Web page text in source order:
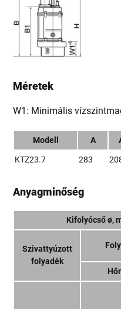
Méretek
W1: Minimális
Modell A
KTZ23.7 283
Anyagminőség
Kifolyócső ø,
Szivattyúzott
folyadék